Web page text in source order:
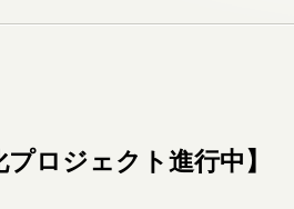
プロジェクト進行中】